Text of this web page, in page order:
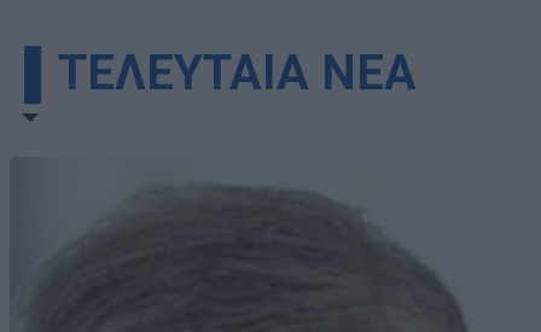
▌ΤΕΛΕΥΤΑΙΑ ΝΕΑ